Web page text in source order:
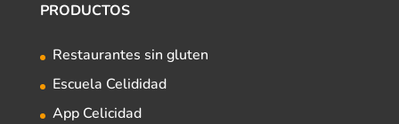
PRODUCTOS
Restaurantes sin gluten
Escuela Celididad
App Celicidad